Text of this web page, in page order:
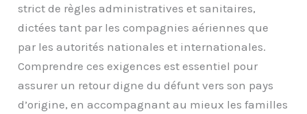
strict de règles administratives et sanitaires,
dictées tant par les compagnies aériennes que
par les autorités nationales et internationales.
Comprendre ces exigences est essentiel pour
assurer un retour digne du défunt vers son pays
d’origine, en accompagnant au mieux les familles